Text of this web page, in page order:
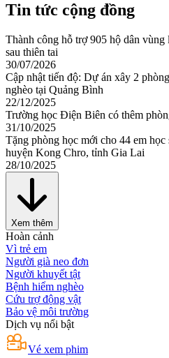
Tin tức cộng đồng
Thành công hỗ trợ 905 hộ dân
sau thiên tai
30/07/2026
Cập nhật tiến độ: Dự án xây 2
nghèo tại Quảng Bình
22/12/2025
Trường học Điện Biên có thêm
31/10/2025
Tặng phòng học mới cho 44 em
huyện Kong Chro, tỉnh Gia Lai
28/10/2025
Xem thêm
Hoàn cảnh
Vì trẻ em
Người già neo đơn
Người khuyết tật
Bệnh hiểm nghèo
Cứu trợ động vật
Bảo vệ môi trường
Dịch vụ nổi bật
Vé xem phim